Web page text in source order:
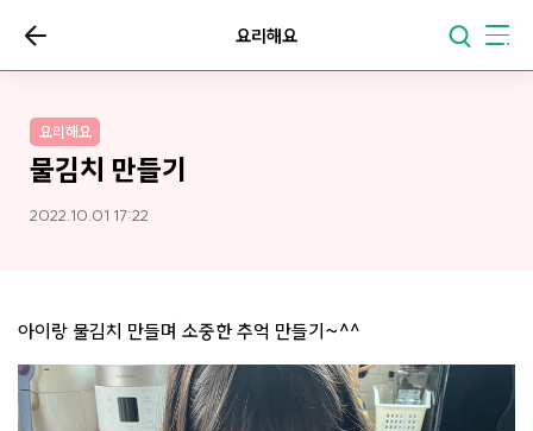
요리해요
요리해요
물김치 만들기
2022.10.01 17:22
아이랑 물김치 만들며 소중한 추억 만들기~^^